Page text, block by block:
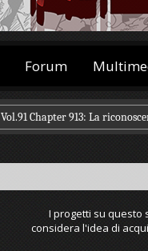
Forum
Vol.91 Chapter 913: La
I progetti su questo
considera l'idea di